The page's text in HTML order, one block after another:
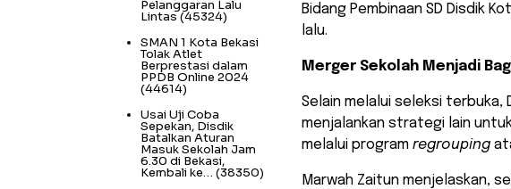
Bidang Pembinaan SD Disdik
lalu.
Merger Sekolah Menjadi
​Selain melalui seleksi terbuka,
menjalankan strategi lain
melalui program regrouping
​Marwah Zaitun menjelaskan,
Pelanggaran Lalu
Lintas(45324)
SMAN 1 Kota Bekasi
Tolak Atlet
Berprestasi dalam
PPDB Online 2024
(44614)
Usai Uji Coba
Sepekan, Disdik
Batalkan Aturan
Masuk Sekolah Jam
6.30 di Bekasi,
Kembali ke… (38350)